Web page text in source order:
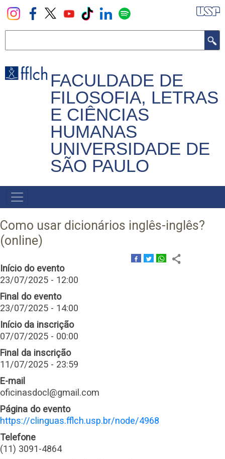
Pular
para
principal
FACULDADE DE
FILOSOFIA, LETRAS
E CIÊNCIAS
HUMANAS
UNIVERSIDADE DE
SÃO PAULO
NAVEGADOR
PRINCIPAL
Como usar dicionários inglês-inglês?
(online)
Início do evento
23/07/2025 - 12:00
Final do evento
23/07/2025 - 14:00
Início da inscrição
07/07/2025 - 00:00
Final da inscrição
11/07/2025 - 23:59
E-mail
oficinasdocl@gmail.com
Página do evento
https://clinguas.fflch.usp.br/node/4968
Telefone
(11) 3091-4864